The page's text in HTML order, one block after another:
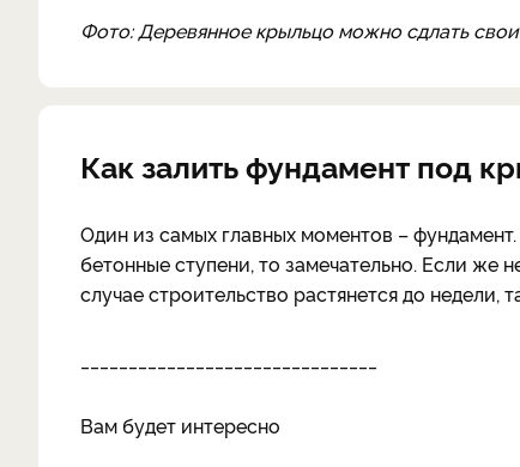
Фото: Деревянное крыльцо можно сдлать
Как залить фундамент под
Один из самых главных моментов –
бетонные ступени, то замечательно. Если же
случае строительство растянется до недели,
Вам будет интересно